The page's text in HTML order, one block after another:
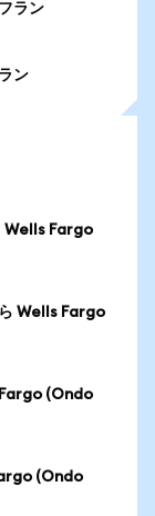
ラン
ン
Fargo
Wells Fargo
(Ondo
(Ondo